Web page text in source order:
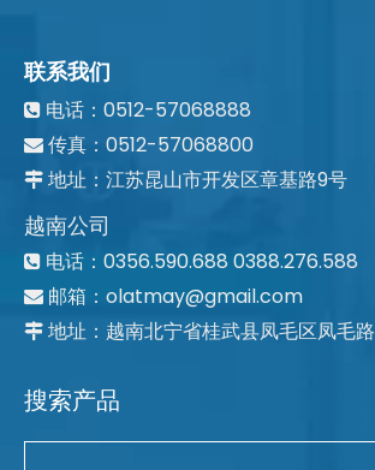
联系我们
 电话：0512-57068888
 传真：0512-57068800
 地址：江苏昆山市开发区章基路9号
越南公司
 电话：0356.590.688 0388.276.588
 邮箱： olatmay@gmail.com
 地址：越南北宁省桂武县凤毛区凤毛路
搜索产品